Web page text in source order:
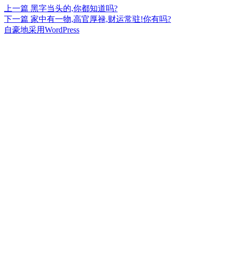
文
章
上一篇 上
篇
文
黑字当头的,你都知道吗?
下一篇 下
篇
家中有一物,高官厚禄,财运常驻!你有吗?
自豪地采用WordPress